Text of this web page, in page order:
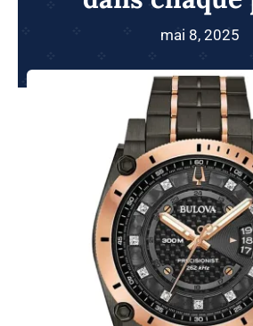
Mariage
mai 8, 2025